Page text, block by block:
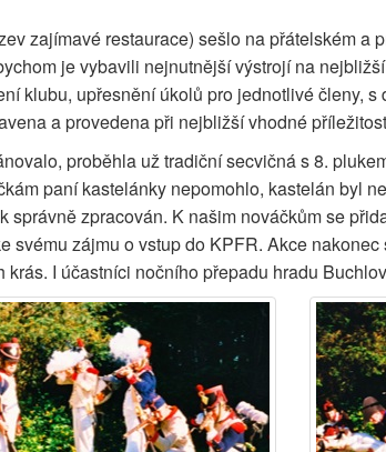
zajímavé restaurace) sešlo na přátelském
je vybavili nejnutnější výstrojí na
klubu, upřesnění úkolů pro jednotlivé členy,
a provedena při nejbližší vhodné
proběhla už tradiční secvičná s 8.
paní kastelánky nepomohlo, kastelán byl
zpracován. K našim nováčkům se
svému zájmu o vstup do KPFR. Akce
I účastníci nočního přepadu hradu